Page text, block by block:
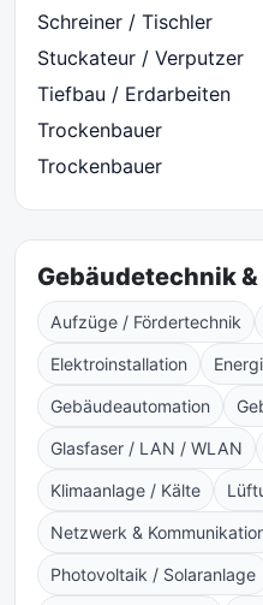
Schreiner / Tischler
Stuckateur / Verputzer
Tiefbau / Erdarbeiten
Trockenbauer
Trockenbauer
Gebäudetechnik
Aufzüge / Fördertechnik
Elektroinstallation
Gebäudeautomation
Glasfaser / LAN / WLAN
Klimaanlage / Kälte
Netzwerk &
Photovoltaik / Solaranlage